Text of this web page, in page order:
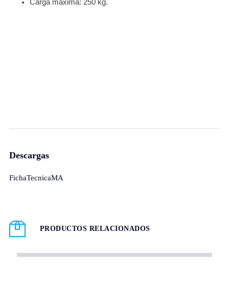
Carga máxima: 250 kg.
Descargas
FichaTecnicaMA
PRODUCTOS RELACIONADOS